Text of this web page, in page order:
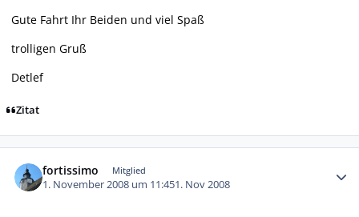
Gute Fahrt Ihr Beiden und viel Spaß
trolligen Gruß
Detlef
Zitat
fortissimo Mitglied
1. November 2008 um 11:451. Nov 2008